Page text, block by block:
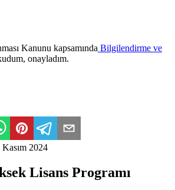
Kanunu kapsamında Bilgilendirme ve
onayladım.
Kasım 2024
Lisans Programı